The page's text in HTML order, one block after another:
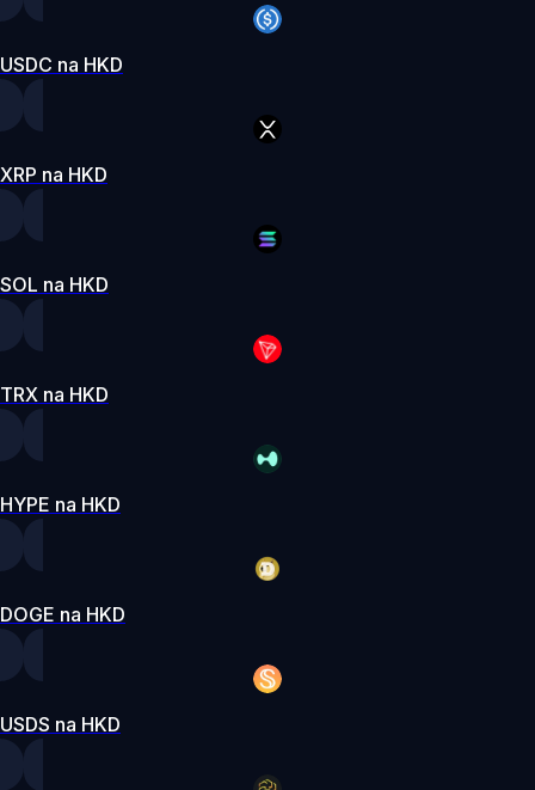
USDC na HKD
XRP na HKD
SOL na HKD
TRX na HKD
HYPE na HKD
DOGE na HKD
USDS na HKD